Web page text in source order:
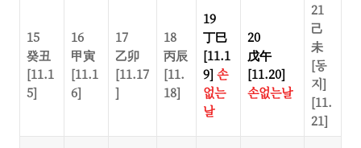
15
癸丑
[11.1
5]
16
甲寅
[11.1
6]
17
乙卯
[11.17
]
18
丙辰
[11.
18]
19
丁巳
[11.1
9]손
없는
날
20
戊午
[11.20]
손없는날
21
己
未
[동
지]
[11.
21]